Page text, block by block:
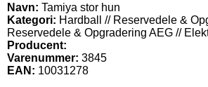
Navn: Tamiya stor hun
Kategori: Hardball // Reservedele &
Reservedele & Opgradering AEG //
Producent:
Varenummer: 3845
EAN: 10031278